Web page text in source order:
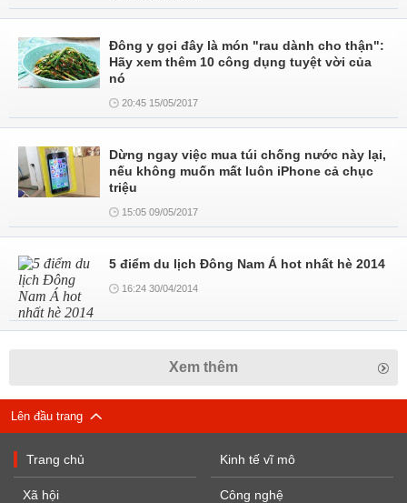
Đông y gọi đây là món "rau dành cho thận":
Hãy xem thêm 10 công dụng tuyệt vời của
nó
20:45 15/05/2017
Dừng ngay việc mua túi chống nước này lại,
nếu không muốn mất luôn iPhone cả chục
triệu
15:05 09/05/2017
5 điểm du lịch Đông Nam Á hot nhất hè 2014
16:24 30/04/2014
Xem thêm
Lên đầu trang
Trang chủ
Xã hội
Kinh tế vĩ mô
Công nghệ